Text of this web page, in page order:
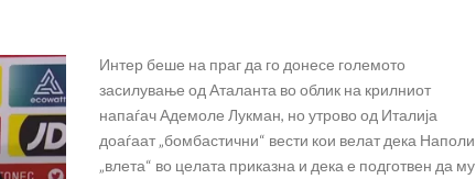
Интер беше на праг да го донесе големото
засилување од Аталанта во облик на крилниот
напаѓач Адемоле Лукман, но утрово од Италија
доаѓаат „бомбастични“ вести кои велат дека Наполи
„влета“ во целата приказна и дека е подготвен да му